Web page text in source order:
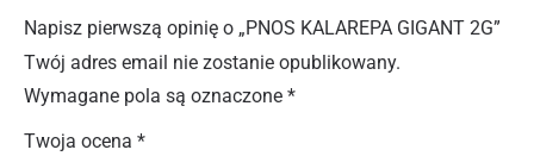
Napisz pierwszą opinię o „PNOS KALAREPA GIGANT 2G”
Twój adres email nie zostanie opublikowany.
Wymagane pola są oznaczone *
Twoja ocena *